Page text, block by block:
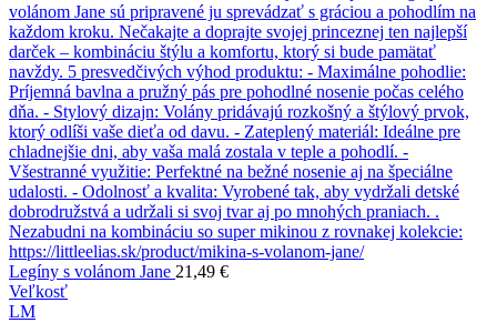
Legíny s volánom Jane 21,49 €
Veľkosť
LM